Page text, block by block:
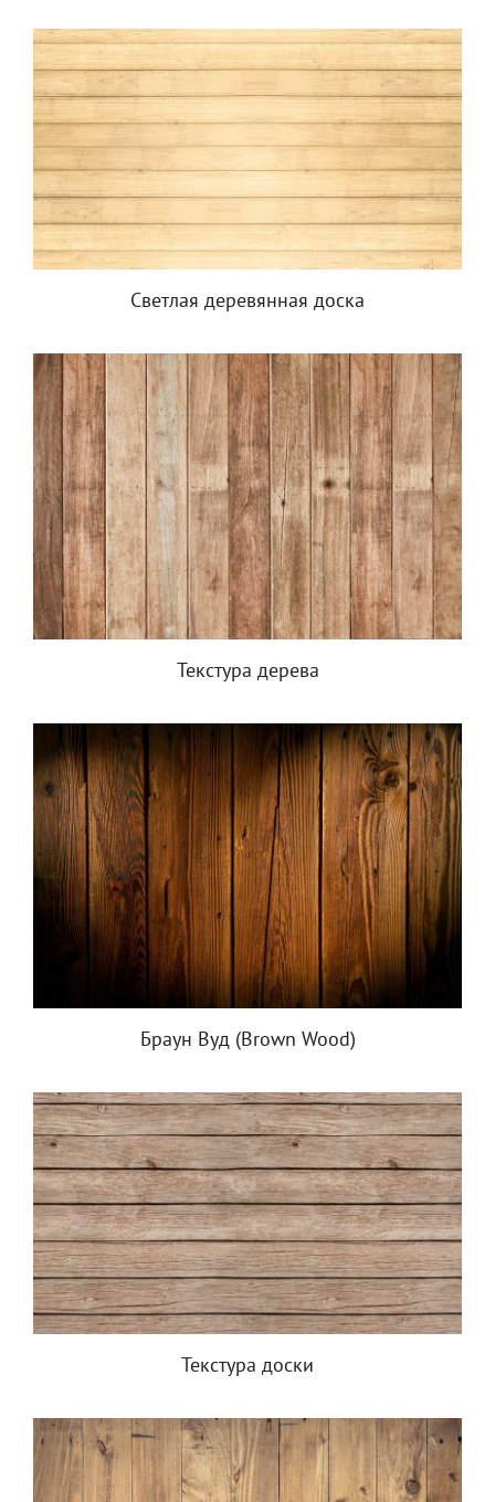
Светлая деревянная доска
Текстура дерева
Браун Вуд (Brown Wood)
Текстура доски